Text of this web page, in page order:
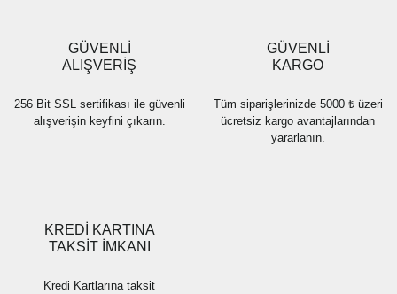
Ürün fiyatı diğer sitelerden daha pahalı.
Bu ürüne benzer farklı alternatifler olmalı.
GÜVENLİ
ALIŞVERİŞ
256 Bit SSL sertifikası ile güvenli
alışverişin keyfini çıkarın.
GÜVENLİ
KARGO
Tüm siparişlerinizde 5000 ₺ üzeri
ücretsiz kargo avantajlarından
yararlanın.
KREDİ KARTINA
TAKSİT İMKANI
Kredi Kartlarına taksit